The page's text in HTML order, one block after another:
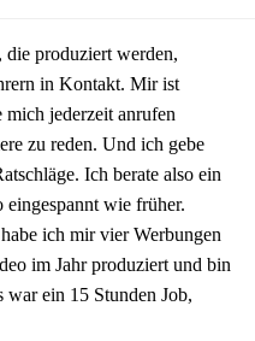
produziert werden,
in Kontakt. Mir ist
mich jederzeit anrufen
zu reden. Und ich gebe
Ich berate also ein
wie früher.
ich mir vier Werbungen
im Jahr produziert und bin
war ein 15 Stunden Job,